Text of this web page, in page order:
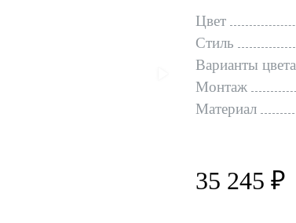
Цвет
Стиль
Варианты цвета
Монтаж
Материал
35 245 ₽